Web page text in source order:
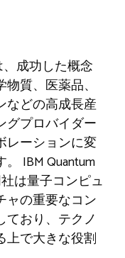
、成功した概念
質、医薬品、
などの高成長産
グプロバイダー
レーションに変
IBM Quantum
は量子コンピュ
ャの重要なコン
おり、テクノ
上で大きな役割